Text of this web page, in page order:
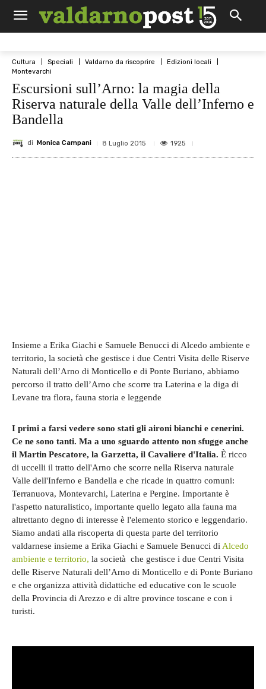
Cultura Speciali Valdarno da riscoprire
Edizioni locali
Montevarchi
Escursioni sull’Arno: la magia della
Riserva naturale della Valle dell’Inferno e
Bandella
di Monica Campani 8 Luglio 2015 1925
Insieme a Erika Giachi e Samuele Benucci di Alcedo ambiente e
territorio, la società che gestisce i due Centri Visita delle Riserve
Naturali dell’Arno di Monticello e di Ponte Buriano, abbiamo
percorso il tratto dell’Arno che scorre tra Laterina e la diga di
Levane tra flora, fauna storia e leggende
I primi a farsi vedere sono stati gli aironi bianchi e cenerini.
Ce ne sono tanti. Ma a uno sguardo attento non sfugge anche
il Martin Pescatore, la Garzetta, il Cavaliere d'Italia. È ricco
di uccelli il tratto dell'Arno che scorre nella Riserva naturale
Valle dell'Inferno e Bandella e che ricade in quattro comuni:
Terranuova, Montevarchi, Laterina e Pergine. Importante è
l'aspetto naturalistico, importante quello legato alla fauna ma
altrettanto degno di interesse è l'elemento storico e leggendario.
Siamo andati alla riscoperta di questa parte del territorio
valdarnese insieme a Erika Giachi e Samuele Benucci di Alcedo
ambiente e territorio, la società che gestisce i due Centri Visita
delle Riserve Naturali dell’Arno di Monticello e di Ponte Buriano
e che organizza attività didattiche ed educative con le scuole
della Provincia di Arezzo e di altre province toscane e con i
turisti.